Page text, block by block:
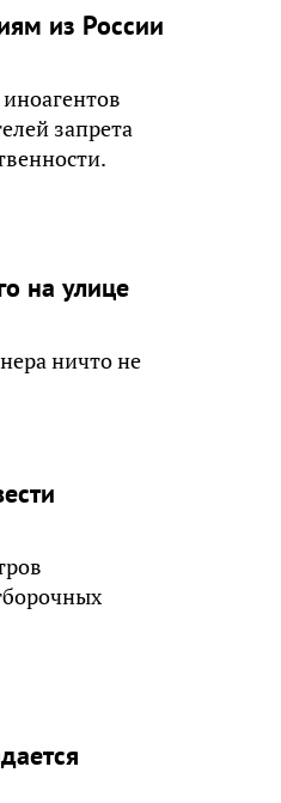
из России
запрета
на улице
ничто не